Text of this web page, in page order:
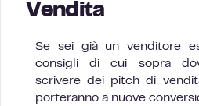
Vendita
Se sei già un venditore
consigli di cui sopra
scrivere dei pitch di
porteranno a nuove